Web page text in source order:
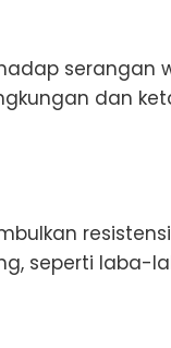
serangan
dan
seperti laba-